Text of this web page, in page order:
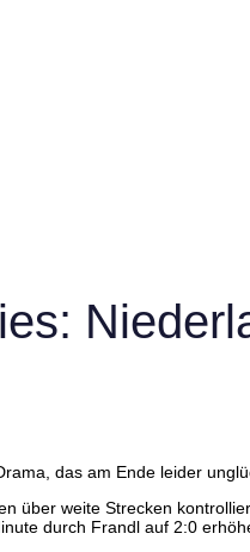
das am Ende leider
über weite Strecken
durch Frandl auf 2:0